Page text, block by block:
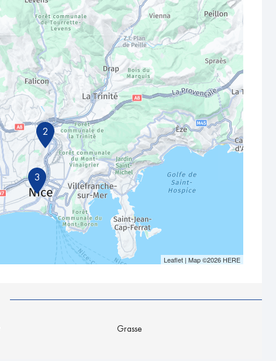
3
2
Leaflet| Map ©2026 HERE
Grasse